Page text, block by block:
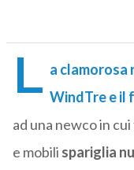
L a
WindTre e il
ad una newco in
e mobili spariglia